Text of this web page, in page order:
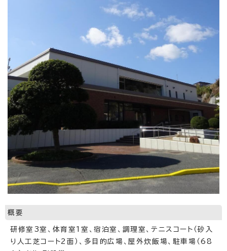
概要
研修室3室、体育室1室、宿泊室、調理室、テニスコート（砂入
り人工芝コート2面）、多目的広場、屋外炊飯場、駐車場（68